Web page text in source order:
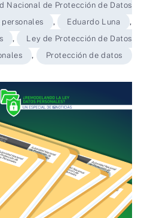
Nacional de Protección de Datos
personales , Eduardo Luna
,
,
Ley de Protección de Datos
, Protección de datos